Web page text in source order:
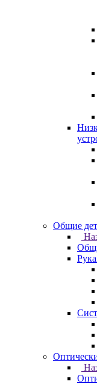
Общие